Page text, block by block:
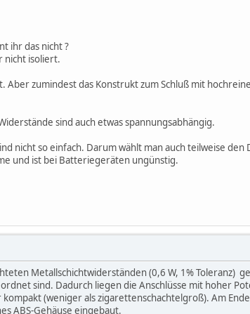
ihr das nicht ?
nicht isoliert.
zumindest das Konstrukt zum Schluß mit
sind auch etwas spannungsabhängig.
nicht so einfach. Darum wählt man auch teilweise
und ist bei Batteriegeräten ungünstig.
Metallschichtwiderständen (0,6 W, 1% Toleranz)
sind. Dadurch liegen die Anschlüsse mit hoher
(weniger als zigarettenschachtelgroß). Am
ABS-Gehäuse eingebaut.